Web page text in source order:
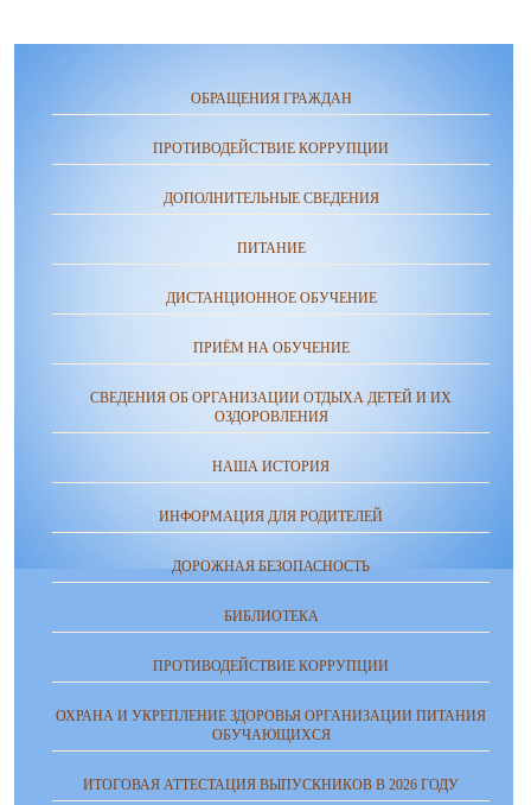
ОБРАЩЕНИЯ ГРАЖДАН
ПРОТИВОДЕЙСТВИЕ КОРРУПЦИИ
ДОПОЛНИТЕЛЬНЫЕ СВЕДЕНИЯ
ПИТАНИЕ
ДИСТАНЦИОННОЕ ОБУЧЕНИЕ
ПРИЁМ НА ОБУЧЕНИЕ
СВЕДЕНИЯ ОБ ОРГАНИЗАЦИИ ОТДЫХА ДЕТЕЙ И ИХ
ОЗДОРОВЛЕНИЯ
НАША ИСТОРИЯ
ИНФОРМАЦИЯ ДЛЯ РОДИТЕЛЕЙ
ДОРОЖНАЯ БЕЗОПАСНОСТЬ
БИБЛИОТЕКА
ПРОТИВОДЕЙСТВИЕ КОРРУПЦИИ
ОХРАНА И УКРЕПЛЕНИЕ ЗДОРОВЬЯ ОРГАНИЗАЦИИ ПИТАНИЯ
ОБУЧАЮЩИХСЯ
ИТОГОВАЯ АТТЕСТАЦИЯ ВЫПУСКНИКОВ В 2026 ГОДУ